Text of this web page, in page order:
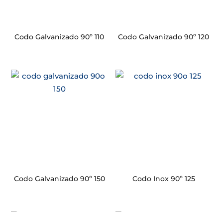
Codo Galvanizado 90º 110 Codo Galvanizado 90º 120
Codo Galvanizado 90º 150 Codo Inox 90º 125